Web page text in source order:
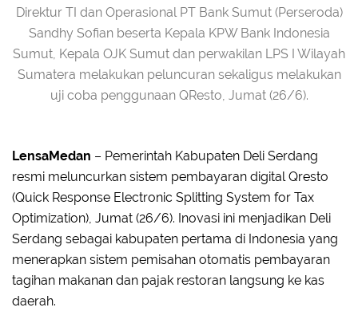
Direktur TI dan Operasional PT Bank Sumut (Perseroda)
Sandhy Sofian beserta Kepala KPW Bank Indonesia
Sumut, Kepala OJK Sumut dan perwakilan LPS I Wilayah
Sumatera melakukan peluncuran sekaligus melakukan
uji coba penggunaan QResto, Jumat (26/6).
LensaMedan – Pemerintah Kabupaten Deli Serdang
resmi meluncurkan sistem pembayaran digital Qresto
(Quick Response Electronic Splitting System for Tax
Optimization), Jumat (26/6). Inovasi ini menjadikan Deli
Serdang sebagai kabupaten pertama di Indonesia yang
menerapkan sistem pemisahan otomatis pembayaran
tagihan makanan dan pajak restoran langsung ke kas
daerah.